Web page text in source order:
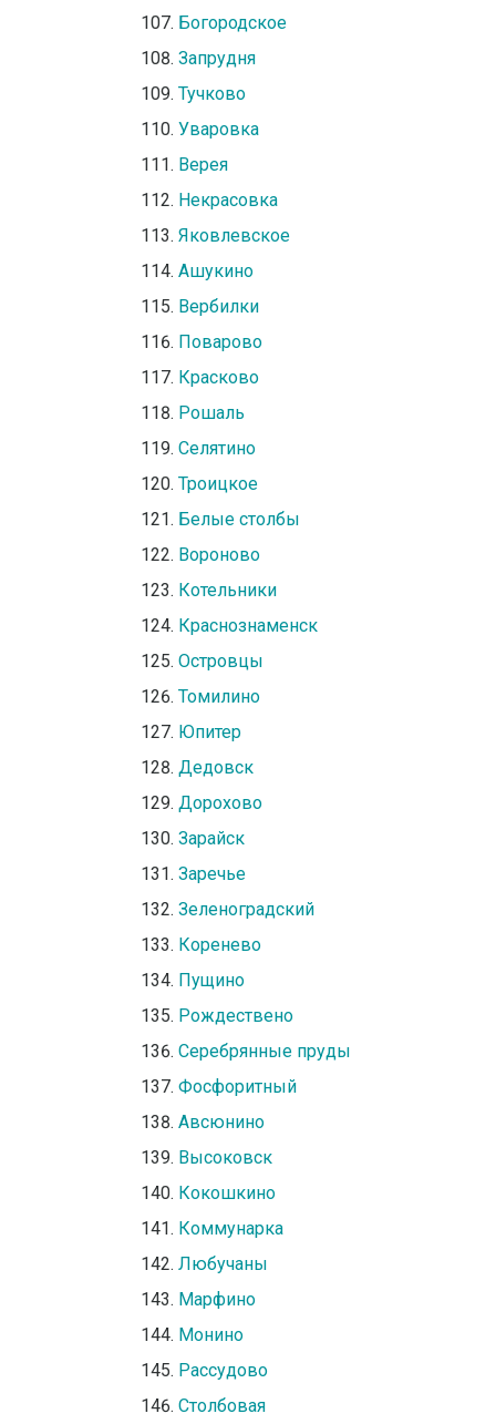
Богородское
Запрудня
Тучково
Уваровка
Верея
Некрасовка
Яковлевское
Ашукино
Вербилки
Поварово
Красково
Рошаль
Селятино
Троицкое
Белые столбы
Вороново
Котельники
Краснознаменск
Островцы
Томилино
Юпитер
Дедовск
Дорохово
Зарайск
Заречье
Зеленоградский
Коренево
Пущино
Рождествено
Серебрянные пруды
Фосфоритный
Авсюнино
Высоковск
Кокошкино
Коммунарка
Любучаны
Марфино
Монино
Рассудово
Столбовая